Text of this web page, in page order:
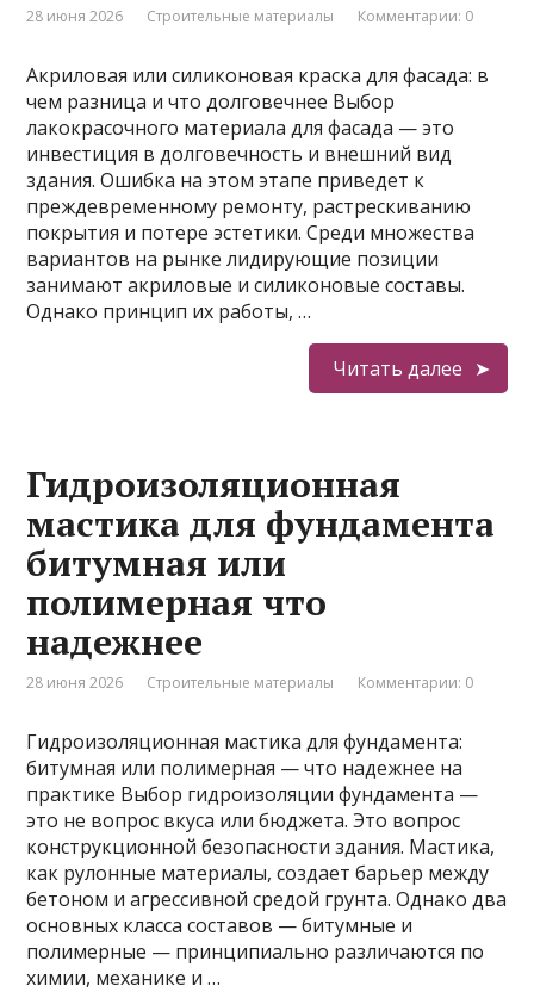
28 июня 2026 Строительные материалы Комментарии: 0
Акриловая или силиконовая краска для фасада: в
чем разница и что долговечнее Выбор
лакокрасочного материала для фасада — это
инвестиция в долговечность и внешний вид
здания. Ошибка на этом этапе приведет к
преждевременному ремонту, растрескиванию
покрытия и потере эстетики. Среди множества
вариантов на рынке лидирующие позиции
занимают акриловые и силиконовые составы.
Однако принцип их работы, …
Читать далее
Гидроизоляционная
мастика для фундамента
битумная или
полимерная что
надежнее
28 июня 2026 Строительные материалы Комментарии: 0
Гидроизоляционная мастика для фундамента:
битумная или полимерная — что надежнее на
практике Выбор гидроизоляции фундамента —
это не вопрос вкуса или бюджета. Это вопрос
конструкционной безопасности здания. Мастика,
как рулонные материалы, создает барьер между
бетоном и агрессивной средой грунта. Однако два
основных класса составов — битумные и
полимерные — принципиально различаются по
химии, механике и …